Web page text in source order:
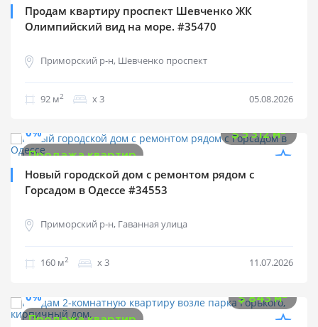
Продам квартиру проспект Шевченко ЖК
Олимпийский вид на море. #35470
Приморский р-н, Шевченко проспект
92 м2 х 3 05.08.2026
0%
$5 312 м2
Продажа квартир
Новый городской дом с ремонтом рядом с
Горсадом в Одессе #34553
Приморский р-н, Гаванная улица
160 м2 х 3 11.07.2026
0%
$843 м2
Продажа квартир